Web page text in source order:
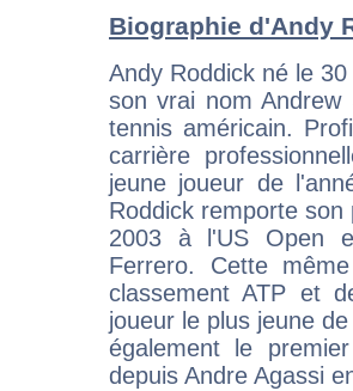
Biographie d'Andy
Andy Roddick né le
son vrai nom
tennis américain.
carrière
jeune joueur de
Roddick remporte
2003 à l'US Open
Ferrero. Cette
classement ATP et
joueur le plus jeune
également le
depuis Andre Agassi